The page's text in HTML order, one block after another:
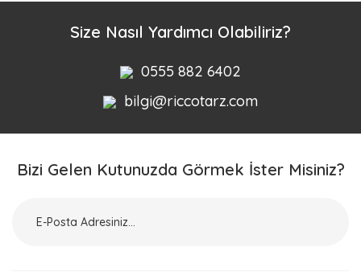
Size Nasıl Yardımcı Olabiliriz?
0555 882 6402
bilgi@riccotarz.com
Bizi Gelen Kutunuzda Görmek İster Misiniz?